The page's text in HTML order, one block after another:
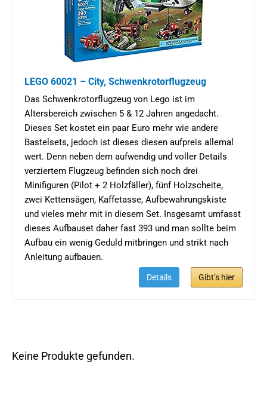
LEGO 60021 – City, Schwenkrotorflugzeug
Das Schwenkrotorflugzeug von Lego ist im
Altersbereich zwischen 5 & 12 Jahren angedacht.
Dieses Set kostet ein paar Euro mehr wie andere
Bastelsets, jedoch ist dieses diesen aufpreis allemal
wert. Denn neben dem aufwendig und voller Details
verziertem Flugzeug befinden sich noch drei
Minifiguren (Pilot + 2 Holzfäller), fünf Holzscheite,
zwei Kettensägen, Kaffetasse, Aufbewahrungskiste
und vieles mehr mit in diesem Set. Insgesamt umfasst
dieses Aufbauset daher fast 393 und man sollte beim
Aufbau ein wenig Geduld mitbringen und strikt nach
Anleitung aufbauen.
Details Gibt’s hier
Keine Produkte gefunden.